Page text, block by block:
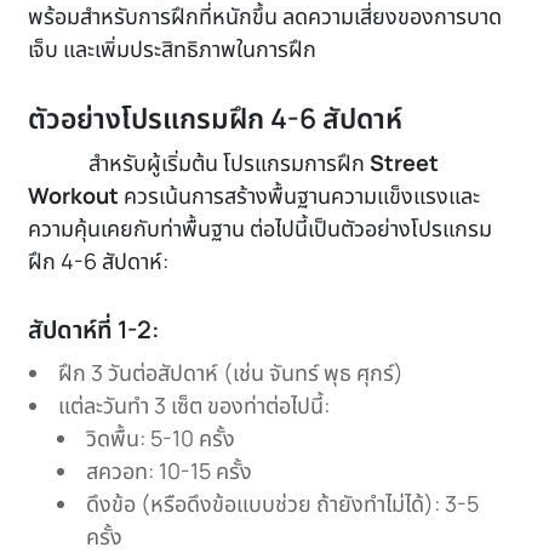
พร้อมสำหรับการฝึกที่หนักขึ้น ลดความเสี่ยงของการบาด
เจ็บ และเพิ่มประสิทธิภาพในการฝึก
ตัวอย่างโปรแกรมฝึก 4-6 สัปดาห์
สำหรับผู้เริ่มต้น โปรแกรมการฝึกStreet
Workout ควรเน้นการสร้างพื้นฐานความแข็งแรงและ
ความคุ้นเคยกับท่าพื้นฐาน ต่อไปนี้เป็นตัวอย่างโปรแกรม
ฝึก 4-6 สัปดาห์:
สัปดาห์ที่ 1-2:
ฝึก 3 วันต่อสัปดาห์ (เช่น จันทร์ พุธ ศุกร์)
แต่ละวันทำ 3 เซ็ต ของท่าต่อไปนี้:
วิดพื้น: 5-10 ครั้ง
สควอท: 10-15 ครั้ง
ดึงข้อ (หรือดึงข้อแบบช่วย ถ้ายังทำไม่ได้): 3-5
ครั้ง